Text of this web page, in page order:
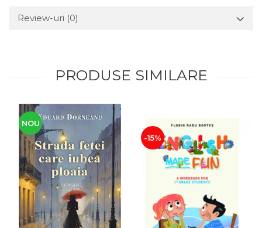
Review-uri (0)
PRODUSE SIMILARE
NOU
-15%